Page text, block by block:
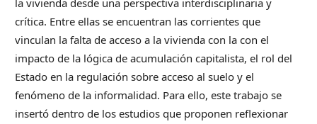
la vivienda desde una perspectiva interdisciplinaria y
crítica. Entre ellas se encuentran las corrientes que
vinculan la falta de acceso a la vivienda con la con el
impacto de la lógica de acumulación capitalista, el rol del
Estado en la regulación sobre acceso al suelo y el
fenómeno de la informalidad. Para ello, este trabajo se
insertó dentro de los estudios que proponen reflexionar